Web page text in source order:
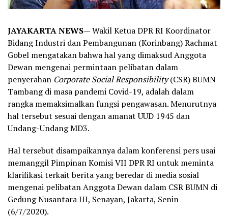
JAYAKARTA NEWS— Wakil Ketua DPR RI Koordinator
Bidang Industri dan Pembangunan (Korinbang) Rachmat
Gobel mengatakan bahwa hal yang dimaksud Anggota
Dewan mengenai permintaan pelibatan dalam
penyerahan Corporate Social Responsibility(CSR) BUMN
Tambang di masa pandemi Covid-19, adalah dalam
rangka memaksimalkan fungsi pengawasan. Menurutnya
hal tersebut sesuai dengan amanat UUD 1945 dan
Undang-Undang MD3.
Hal tersebut disampaikannya dalam konferensi pers usai
memanggil Pimpinan Komisi VII DPR RI untuk meminta
klarifikasi terkait berita yang beredar di media sosial
mengenai pelibatan Anggota Dewan dalam CSR BUMN di
Gedung Nusantara III, Senayan, Jakarta, Senin
(6/7/2020).